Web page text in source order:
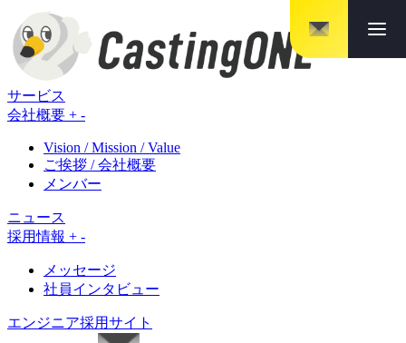
サービス
会社概要 + -
Vision / Mission / Value
ご挨拶 / 会社概要
メンバー
ニュース
採用情報 + -
メッセージ
社員インタビュー
エンジニア採用サイト
メニ